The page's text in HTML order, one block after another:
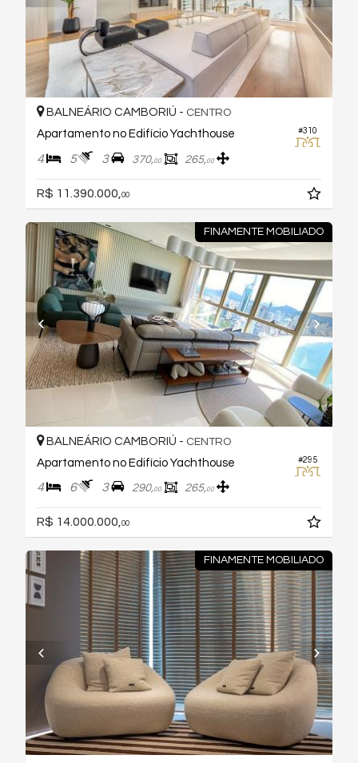
#310
BALNEÁRIO CAMBORIÚ - CENTRO
Apartamento no Edifício Yachthouse
4 5 3 370,00 265,00
R$ 11.390.000, 00
FINAMENTE MOBILIADO
#295
BALNEÁRIO CAMBORIÚ - CENTRO
Apartamento no Edifício Yachthouse
4 6 3 290,00 265,00
R$ 14.000.000,00
FINAMENTE MOBILIADO